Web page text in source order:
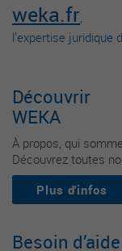
weka.fr,
l’expertise juridique
Découvrir
WEKA
À propos, qui
Découvrez toutes
Plus d'infos
Besoin